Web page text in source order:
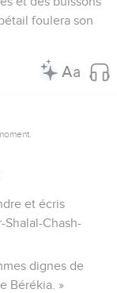
foulera son
et écris
Shalal-Chash-
dignes de
Bérékia. »